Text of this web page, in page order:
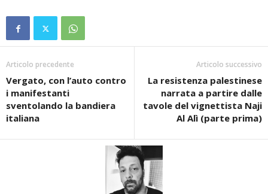
Articolo precedente
Vergato, con l’auto contro
i manifestanti
sventolando la bandiera
italiana
Articolo successivo
La resistenza palestinese
narrata a partire dalle
tavole del vignettista Naji
Al Alì (parte prima)